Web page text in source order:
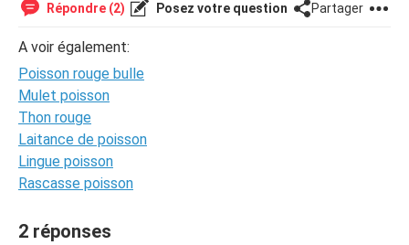
Répondre (2) Posez votre question Partager
A voir également:
Poisson rouge bulle
Mulet poisson
Thon rouge
Laitance de poisson
Lingue poisson
Rascasse poisson
2 réponses